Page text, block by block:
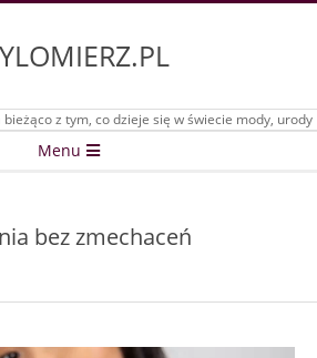
z tym, co dzieje się w świecie mody, urody
Menu
bez zmechaceń